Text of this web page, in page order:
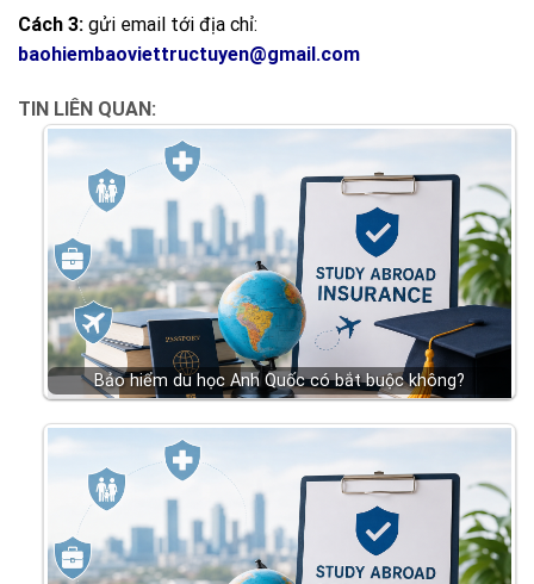
Cách 3: gửi email tới địa chỉ:
baohiembaoviettructuyen@gmail.com
TIN LIÊN QUAN:
Bảo hiểm du học Anh Quốc có bắt buộc không?